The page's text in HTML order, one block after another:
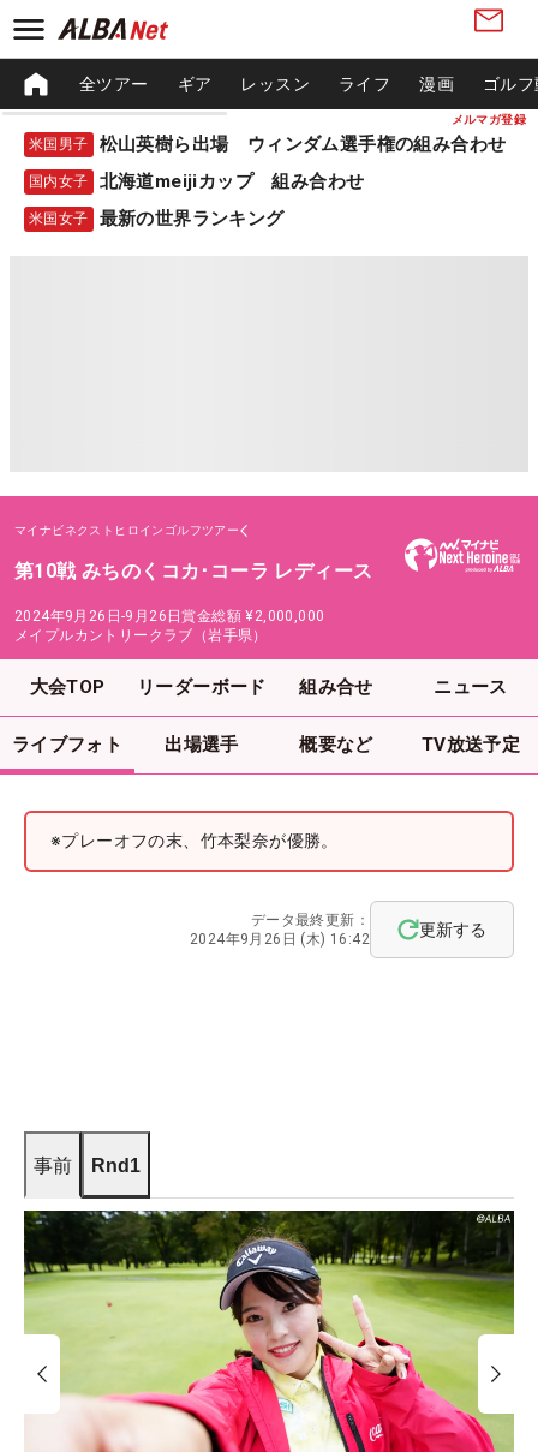
メルマガ登録
全ツアー ギア レッスン ライフ 漫画 ゴル
米国男子 松山英樹ら出場 ウィンダム選手権の組み合わせ
国内女子 北海道meijiカップ 組み合わせ
米国女子 最新の世界ランキング
マイナビネクストヒロインゴルフツアー
第10戦 みちのくコカ･コーラ レディース
2024年9月26日-9月26日賞金総額 ¥2,000,000
メイプルカントリークラブ（岩手県）
大会TOP リーダーボード 組み合せ ニュース
ライブフォト 出場選手 概要など TV放送予定
※プレーオフの末、竹本梨奈が優勝。
データ最終更新：
2024年9月26日 (木) 16:42
更新する
事前 Rnd1